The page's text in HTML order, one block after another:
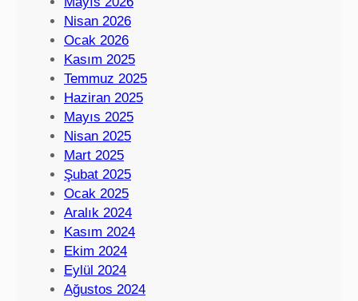
Nisan 2026
Ocak 2026
Kasım 2025
Temmuz 2025
Haziran 2025
Mayıs 2025
Nisan 2025
Mart 2025
Şubat 2025
Ocak 2025
Aralık 2024
Kasım 2024
Ekim 2024
Eylül 2024
Ağustos 2024